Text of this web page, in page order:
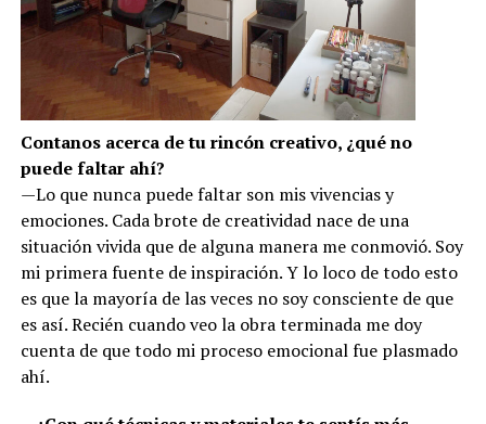
Contanos acerca de tu rincón creativo, ¿qué no
puede faltar ahí?
—Lo que nunca puede faltar son mis vivencias y
emociones. Cada brote de creatividad nace de una
situación vivida que de alguna manera me conmovió. Soy
mi primera fuente de inspiración. Y lo loco de todo esto
es que la mayoría de las veces no soy consciente de que
es así. Recién cuando veo la obra terminada me doy
cuenta de que todo mi proceso emocional fue plasmado
ahí.